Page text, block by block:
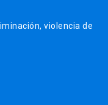
violencia de